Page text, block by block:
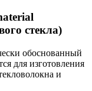
стекла)
обоснованный
для изготовления
и